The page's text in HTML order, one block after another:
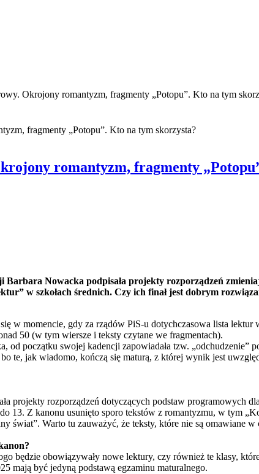
Okrojony romantyzm, fragmenty „Potopu”. Kto na tym
romantyzm, fragmenty
Nowacka podpisała projekty rozporządzeń
w szkołach średnich. Czy ich finał jest dobrym
w momencie, gdy za rządów PiS-u dotychczasowa lista
50 (w tym wiersze i teksty czytane we fragmentach).
od początku swojej kadencji zapowiadała tzw.
te, jak wiadomo, kończą się maturą, z której wynik jest
projekty rozporządzeń dotyczących podstaw
do 13. Z kanonu usunięto sporo tekstów z romantyzmu, w tym
świat”. Warto tu zauważyć, że teksty, które nie są omawiane
będzie obowiązywały nowe lektury, czy również te klasy,
mają być jedyną podstawą egzaminu maturalnego.